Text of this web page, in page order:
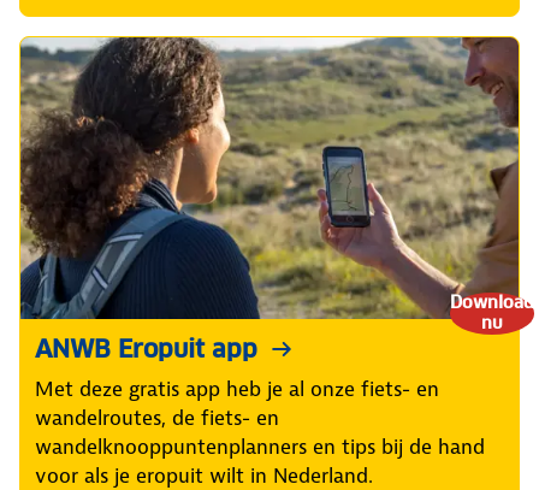
Download
nu
ANWB Eropuit app
Met deze gratis app heb je al onze fiets- en
wandelroutes, de fiets- en
wandelknooppuntenplanners en tips bij de hand
voor als je eropuit wilt in Nederland.